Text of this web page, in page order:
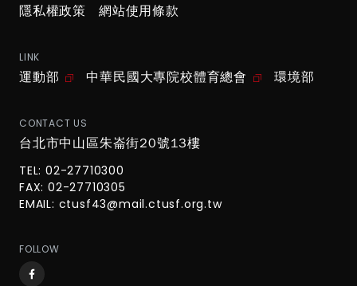
隱私權政策 網站使用條款
LINK
運動部 中華民國大專院校體育總會 環境部
CONTACT US
台北市中山區朱崙街20號13樓
TEL: 02-27710300
FAX: 02-27710305
EMAIL: ctusf43@mail.ctusf.org.tw
FOLLOW